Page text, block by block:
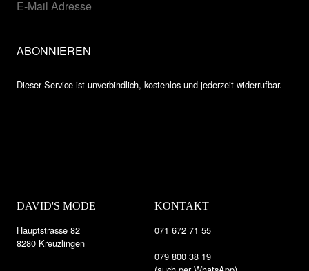
Dieser Service ist unverbindlich, kostenlos und jederzeit widerrufbar.
DAVID'S MODE
Hauptstrasse 82
8280 Kreuzlingen
KONTAKT
071 672 71 55
079 800 38 19